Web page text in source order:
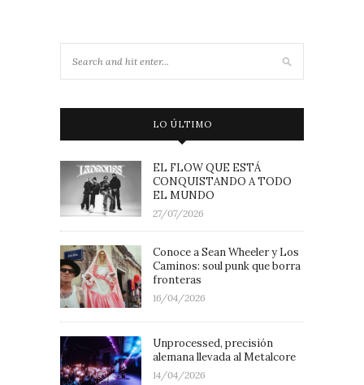
LO ÚLTIMO
EL FLOW QUE ESTÁ
CONQUISTANDO A TODO
EL MUNDO
27/07/2026
Conoce a Sean Wheeler y Los
Caminos: soul punk que borra
fronteras
16/04/2026
Unprocessed, precisión
alemana llevada al Metalcore
14/04/2026